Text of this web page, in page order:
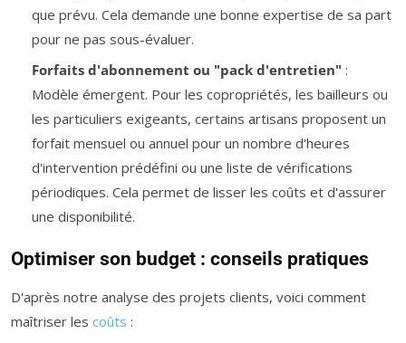
que prévu. Cela demande une bonne expertise de sa part
pour ne pas sous-évaluer.
Forfaits d'abonnement ou "pack d'entretien" :
Modèle émergent. Pour les copropriétés, les bailleurs ou
les particuliers exigeants, certains artisans proposent un
forfait mensuel ou annuel pour un nombre d'heures
d'intervention prédéfini ou une liste de vérifications
périodiques. Cela permet de lisser les coûts et d'assurer
une disponibilité.
Optimiser son budget : conseils pratiques
D'après notre analyse des projets clients, voici comment
maîtriser les coûts :